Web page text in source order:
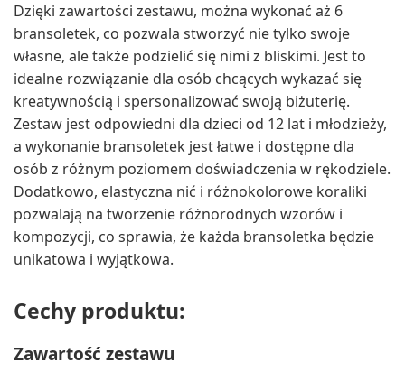
Dzięki zawartości zestawu, można wykonać aż 6
bransoletek, co pozwala stworzyć nie tylko swoje
własne, ale także podzielić się nimi z bliskimi. Jest to
idealne rozwiązanie dla osób chcących wykazać się
kreatywnością i spersonalizować swoją biżuterię.
Zestaw jest odpowiedni dla dzieci od 12 lat i młodzieży,
a wykonanie bransoletek jest łatwe i dostępne dla
osób z różnym poziomem doświadczenia w rękodziele.
Dodatkowo, elastyczna nić i różnokolorowe koraliki
pozwalają na tworzenie różnorodnych wzorów i
kompozycji, co sprawia, że każda bransoletka będzie
unikatowa i wyjątkowa.
Cechy produktu:
Zawartość zestawu